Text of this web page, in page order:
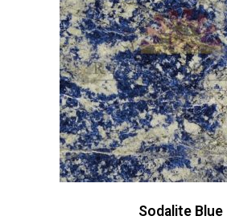
Sodalite Blue